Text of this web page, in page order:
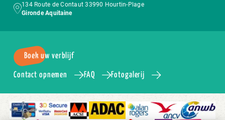
134 Route de Contaut 33990 Hourtin-Plage
Gironde Aquitaine
Boek uw verblijf
Contact opnemen FAQ Fotogalerij